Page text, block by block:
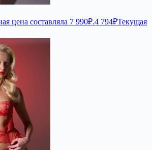
цена составляла 7 990₽.4 794₽Текущая